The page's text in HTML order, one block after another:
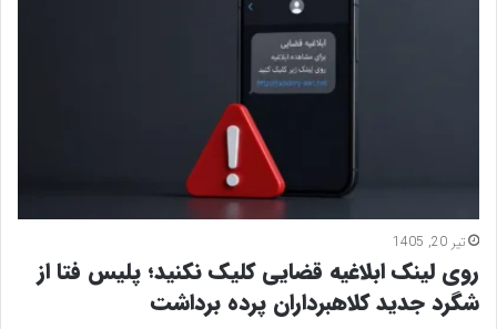
تیر 20, 1405
روی لینک ابلاغیه قضایی کلیک نکنید؛ پلیس فتا از
شگرد جدید کلاهبرداران پرده برداشت